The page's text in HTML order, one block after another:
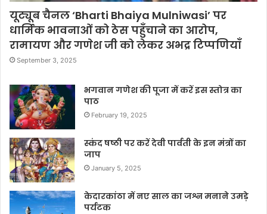
यूट्यूब चैनल ‘Bharti Bhaiya Mulniwasi’ पर
धार्मिक भावनाओं को ठेस पहुँचाने का आरोप,
रामायण और गणेश जी को लेकर अभद्र टिप्पणियाँ
September 3, 2025
भगवान गणेश की पूजा में करें इस स्तोत्र का
पाठ
February 19, 2025
स्कंद षष्ठी पर करें देवी पार्वती के इन मंत्रों का
जाप
January 5, 2025
केदारकांठा में नए साल का जश्न मनाने उमड़े
पर्यटक